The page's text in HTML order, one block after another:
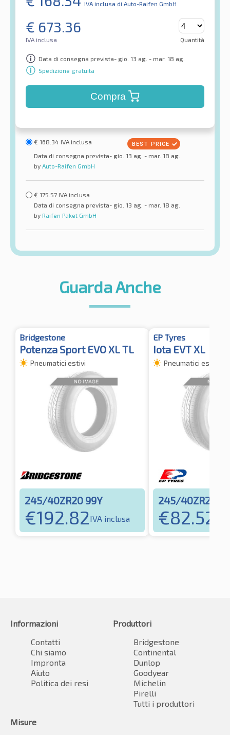
IVA inclusa di Auto-Raifen GmbH
€ 673.36
IVA inclusa Quantità
Data di consegna prevista- gio. 13 ag. - mar. 18 ag.
Spedizione gratuita
Compra
€ 168.34 IVA inclusa
Data di consegna prevista- gio. 13 ag. - mar. 18 ag.
by Auto-Raifen GmbH
€ 175.57 IVA inclusa
Data di consegna prevista- gio. 13 ag. - mar. 18 ag.
by Raifen Paket GmbH
Guarda Anche
Bridgestone
Potenza Sport EVO XL TL
Pneumatici estivi
245/40ZR20 99Y
€192.82IVA inclusa
EP Tyres
Iota EVT XL
Pneumatici estivi
245/40ZR20
€82.52
Informazioni
Contatti
Chi siamo
Impronta
Aiuto
Politica dei resi
Produttori
Bridgestone
Continental
Dunlop
Goodyear
Michelin
Pirelli
Tutti i produttori
Misure